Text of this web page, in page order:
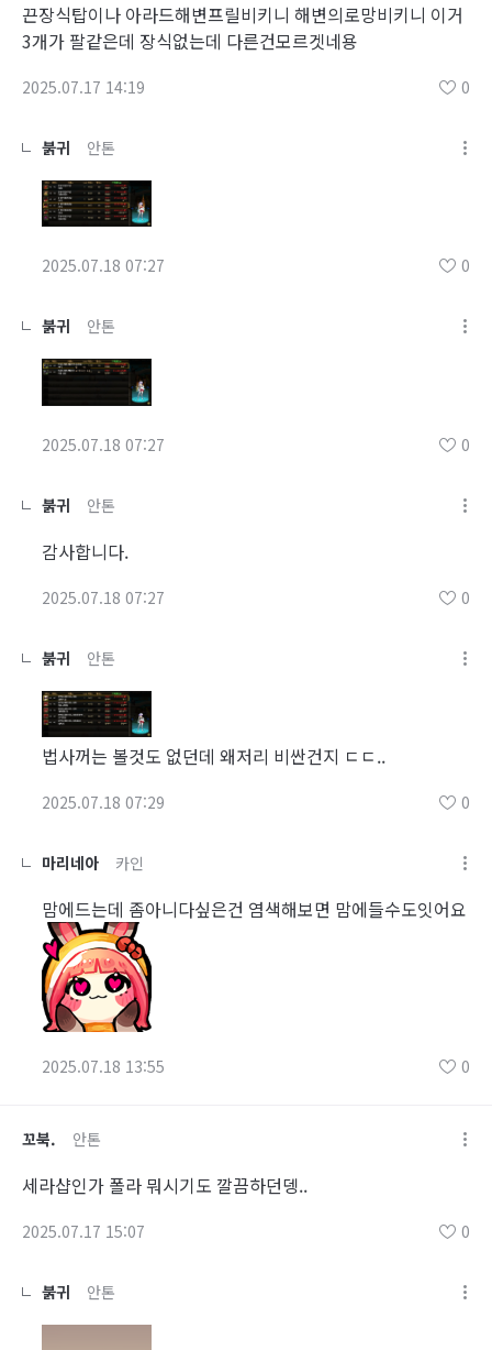
끈장식탑이나 아라드해변프릴비키니 해변의로망비키니 이거
3개가 팔같은데 장식없는데 다른건모르겟네용
2025.07.17 14:19 0
붉귀 안톤
2025.07.18 07:27 0
붉귀 안톤
2025.07.18 07:27 0
붉귀 안톤
감사합니다.
2025.07.18 07:27 0
붉귀 안톤
법사꺼는 볼것도 없던데 왜저리 비싼건지 ㄷㄷ..
2025.07.18 07:29 0
마리네아 카인
맘에드는데 좀아니다싶은건 염색해보면 맘에들수도잇어요
2025.07.18 13:55 0
꼬북. 안톤
세라샵인가 폴라 뭐시기도 깔끔하던뎅..
2025.07.17 15:07 0
붉귀 안톤